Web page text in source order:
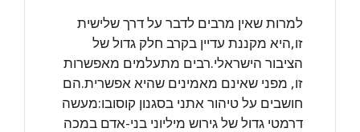
למרות שאין מרבים לדבר על דרך שלישית
זו,היא מקננת עדיין בקרב חלק גדול של
הציבור הישראלי.רבים מתעלמים מאפשרות
זו, מפני שאינם מאמינים שהיא אפשרית.הם
חושבים על טיהור אתני בסגנון קוסובו:מעשה
דרמטי גדול של גירוש מיליוני בני-אדם במכה